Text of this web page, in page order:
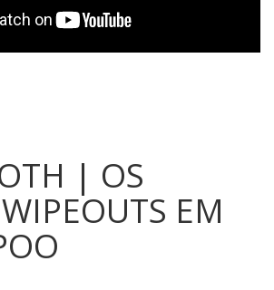
| OS
EM